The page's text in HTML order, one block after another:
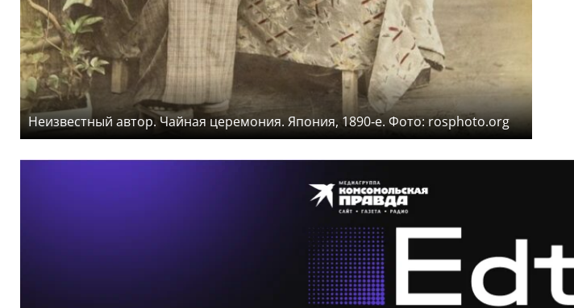
Неизвестный автор. Чайная церемония. Япония, 1890‑е. Фото: rosphoto.org